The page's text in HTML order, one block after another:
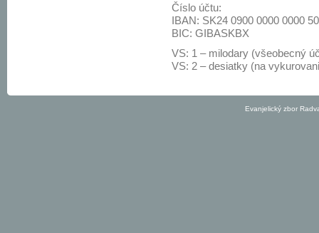
Číslo účtu:
IBAN: SK24 0900 0000 0000
BIC: GIBASKBX
VS: 1 – milodary (všeobecný
VS: 2 – desiatky (na
Evanjelický zbor